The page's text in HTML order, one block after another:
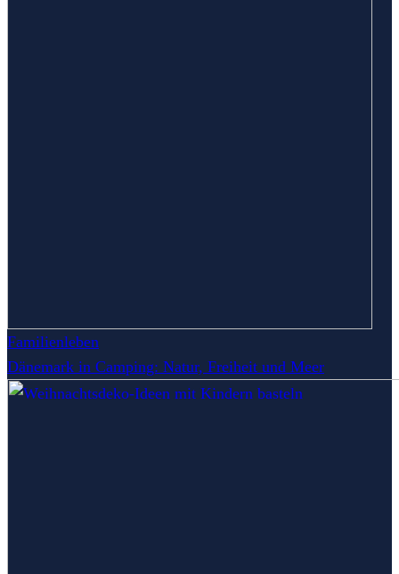
Familienleben
Dänemark in Camping: Natur, Freiheit und Meer